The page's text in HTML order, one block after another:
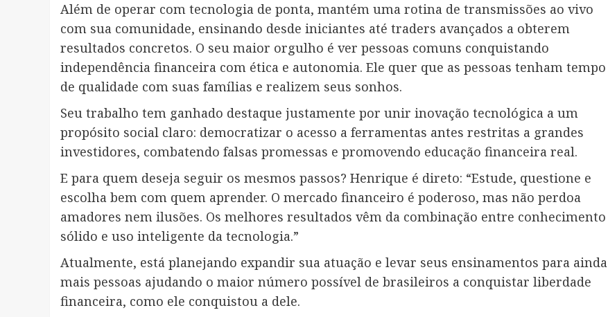
Além de operar com tecnologia de ponta, mantém uma rotina de transmissões ao vivo
com sua comunidade, ensinando desde iniciantes até traders avançados a obterem
resultados concretos. O seu maior orgulho é ver pessoas comuns conquistando
independência financeira com ética e autonomia. Ele quer que as pessoas tenham tempo
de qualidade com suas famílias e realizem seus sonhos.
Seu trabalho tem ganhado destaque justamente por unir inovação tecnológica a um
propósito social claro: democratizar o acesso a ferramentas antes restritas a grandes
investidores, combatendo falsas promessas e promovendo educação financeira real.
E para quem deseja seguir os mesmos passos? Henrique é direto: “Estude, questione e
escolha bem com quem aprender. O mercado financeiro é poderoso, mas não perdoa
amadores nem ilusões. Os melhores resultados vêm da combinação entre conhecimento
sólido e uso inteligente da tecnologia.”
Atualmente, está planejando expandir sua atuação e levar seus ensinamentos para ainda
mais pessoas ajudando o maior número possível de brasileiros a conquistar liberdade
financeira, como ele conquistou a dele.